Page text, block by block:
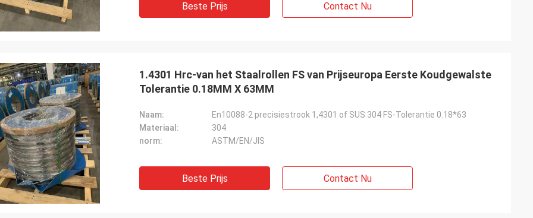
Beste Prijs Contact Nu
1.4301 Hrc-van het Staalrollen FS van Prijseuropa Eerste Koudgewalste
Tolerantie 0.18MM X 63MM
Naam:
En10088-2 precisiestrook 1,4301 of SUS 304 FS-Tolerantie 0.18*63
Materiaal:
304
norm:
ASTM/EN/JIS
Beste Prijs Contact Nu